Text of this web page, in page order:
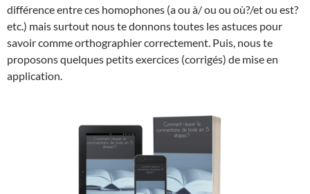
différence entre ces homophones (a ou à/ ou ou où?/et ou est?
etc.) mais surtout nous te donnons toutes les astuces pour
savoir comme orthographier correctement. Puis, nous te
proposons quelques petits exercices (corrigés) de mise en
application.